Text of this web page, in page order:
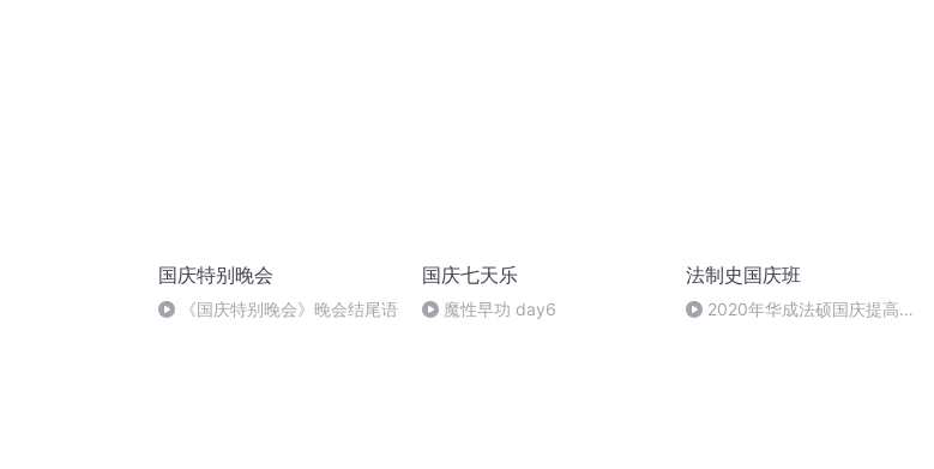
国庆特别晚会
《国庆特别晚会》晚会结尾语
国庆七天乐
魔性早功 day6
法制史国庆班
2020年华成法硕国庆提高班